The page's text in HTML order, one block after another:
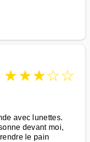
★★★☆☆
avec lunettes.
devant moi,
le pain